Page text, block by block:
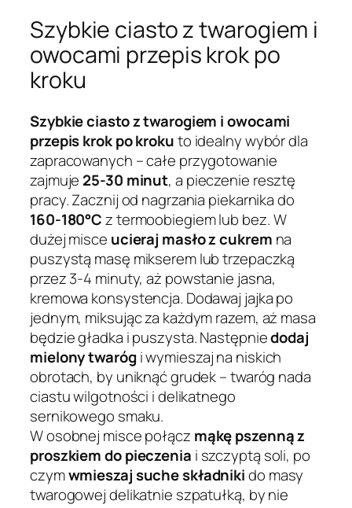
Szybkie ciasto z twarogiem i
owocami przepis krok po
kroku
Szybkie ciasto z twarogiem i owocami
przepis krok po krokuto idealny wybór dla
zapracowanych – całe przygotowanie
zajmuje 25-30 minut, a pieczenie resztę
pracy. Zacznij od nagrzania piekarnika do
160-180°Cz termoobiegiem lub bez. W
dużej misce ucieraj masło z cukrem na
puszystą masę mikserem lub trzepaczką
przez 3-4 minuty, aż powstanie jasna,
kremowa konsystencja. Dodawaj jajka po
jednym, miksując za każdym razem, aż masa
będzie gładka i puszysta. Następniedodaj
mielony twaróg i wymieszaj na niskich
obrotach, by uniknąć grudek – twaróg nada
ciastu wilgotności i delikatnego
sernikowego smaku.
W osobnej misce połącz mąkę pszenną z
proszkiem do pieczenia i szczyptą soli, po
czymwmieszaj suche składnikido masy
twarogowej delikatnie szpatułką, by nie